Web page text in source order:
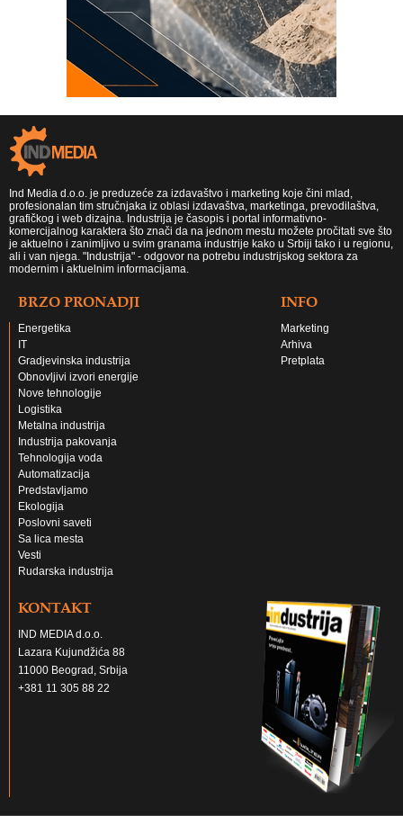
Ind Media d.o.o. je preduzeće za izdavaštvo i marketing koje čini mlad,
profesionalan tim stručnjaka iz oblasi izdavaštva, marketinga, prevodilaštva,
grafičkog i web dizajna. Industrija je časopis i portal informativno-
komercijalnog karaktera što znači da na jednom mestu možete pročitati sve što
je aktuelno i zanimljivo u svim granama industrije kako u Srbiji tako i u regionu,
ali i van njega. "Industrija" - odgovor na potrebu industrijskog sektora za
modernim i aktuelnim informacijama.
BRZO PRONADJI
Energetika
IT
Gradjevinska industrija
Obnovljivi izvori energije
Nove tehnologije
Logistika
Metalna industrija
Industrija pakovanja
Tehnologija voda
Automatizacija
Predstavljamo
Ekologija
Poslovni saveti
Sa lica mesta
Vesti
Rudarska industrija
INFO
Marketing
Arhiva
Pretplata
KONTAKT
IND MEDIA d.o.o.
Lazara Kujundžića 88
11000 Beograd, Srbija
+381 11 305 88 22